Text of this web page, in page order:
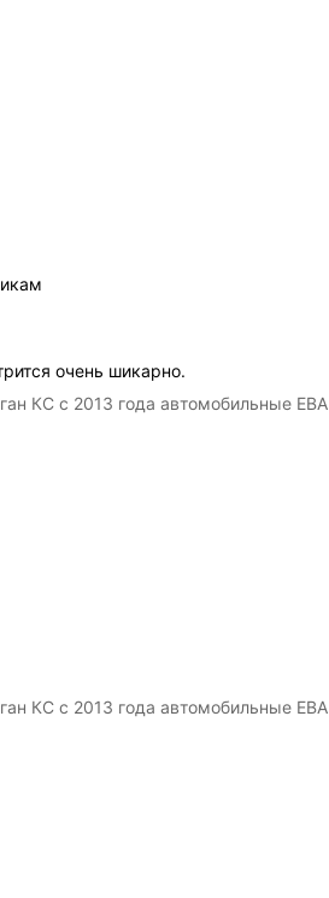
очень шикарно.
КС с 2013 года автомобильные ЕВА
КС с 2013 года автомобильные ЕВА